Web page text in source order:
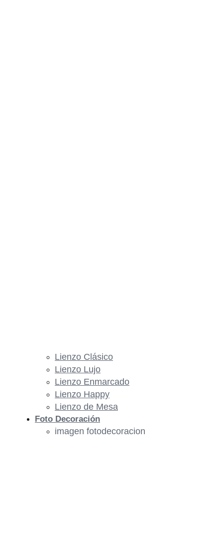
Lienzo Clásico
Lienzo Lujo
Lienzo Enmarcado
Lienzo Happy
Lienzo de Mesa
Foto Decoración
imagen fotodecoracion